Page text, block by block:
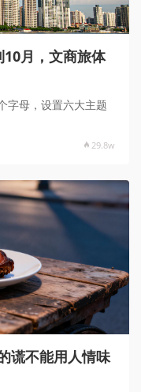
10月，文商旅体
字母，设置六大主题
29.8w
谎不能用人情味